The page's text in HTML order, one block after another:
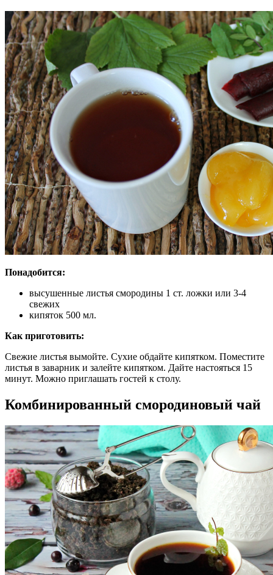
Понадобится:
высушенные листья смородины 1 ст. ложки или 3-4
свежих
кипяток 500 мл.
Как приготовить:
Свежие листья вымойте. Сухие обдайте кипятком. Поместите
листья в заварник и залейте кипятком. Дайте настояться 15
минут. Можно приглашать гостей к столу.
Комбинированный смородиновый чай